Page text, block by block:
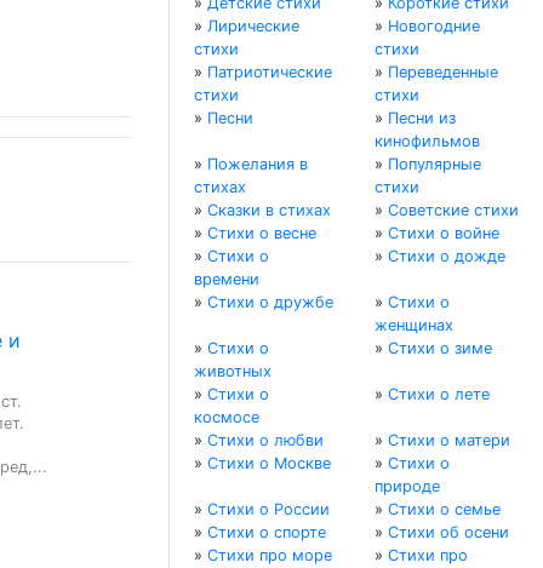
и
» Лирические
стихи
» Новогодние
стихи
» Патриотические
стихи
» Переведенные
стихи
» Песни » Песни из
кинофильмов
» Пожелания в
стихах
» Популярные
стихи
» Сказки в стихах » Советские стихи
» Стихи о весне » Стихи о войне
» Стихи о
времени
» Стихи о дожде
» Стихи о дружбе » Стихи о
женщинах
» Стихи о
животных
» Стихи о зиме
» Стихи о
космосе
» Стихи о лете
» Стихи о любви » Стихи о матери
» Стихи о Москве » Стихи о
природе
» Стихи о России » Стихи о семье
» Стихи о спорте » Стихи об осени
» Стихи про море » Стихи про